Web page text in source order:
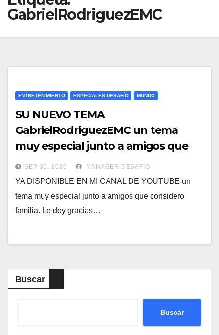
GabrielRodriguezEMC
ENTRETENIMIENTO ESPECIALES DESAFÍO MUNDO
SU NUEVO TEMA
GabrielRodriguezEMC un tema
muy especial junto a amigos que
considero familia.
SEP 30, 2020 MANAGER.DESAFIO
YA DISPONIBLE EN MI CANAL DE YOUTUBE un
tema muy especial junto a amigos que considero
familia. Le doy gracias…
Buscar
Buscar